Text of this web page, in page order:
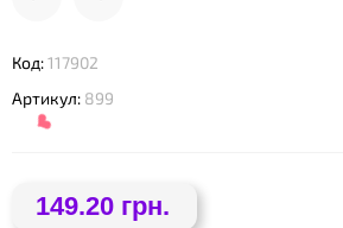
Код:117902
Артикул: 899
149.20 грн.
❤